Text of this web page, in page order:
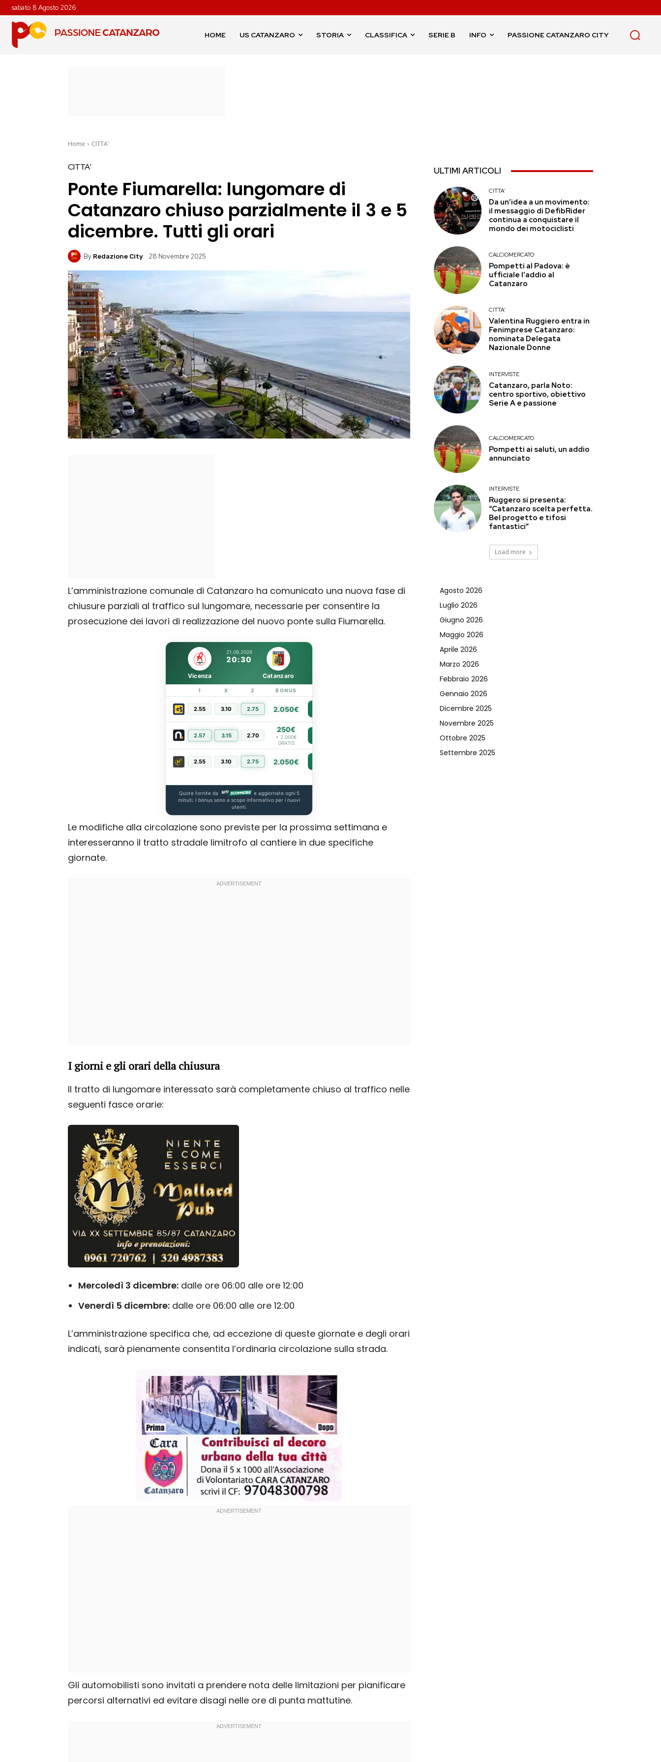
sabato 8 Agosto 2026
HOME US CATANZARO STORIA CLASSIFICA SERIE B INFO PASSIONE CATANZARO CITY
Home CITTA'
CITTA'
Ponte Fiumarella: lungomare di
Catanzaro chiuso parzialmente il 3 e 5
dicembre. Tutti gli orari
By Redazione City 28 Novembre 2025
L’amministrazione comunale di Catanzaro ha comunicato una nuova fase di
chiusure parziali al traffico sul lungomare, necessarie per consentire la
prosecuzione dei lavori di realizzazione del nuovo ponte sulla Fiumarella.
21.08.2026
20:30
Vicenza Catanzaro
1 X 2 BONUS
2.55 3.10 2.75 2.050€
2.57 3.15 2.70
250€
+ 2.000€
GRATIS
2.55 3.10 2.75 2.050€
Quote fornite da
e aggiornate ogni 5
minuti. I bonus sono a scopo informativo per i nuovi
utenti.
Le modifiche alla circolazione sono previste per la prossima settimana e
interesseranno il tratto stradale limitrofo al cantiere in due specifiche
giornate.
I giorni e gli orari della chiusura
Il tratto di lungomare interessato sarà completamente chiuso al traffico nelle
seguenti fasce orarie:
Mercoledì 3 dicembre: dalle ore 06:00 alle ore 12:00
Venerdì 5 dicembre: dalle ore 06:00 alle ore 12:00
L’amministrazione specifica che, ad eccezione di queste giornate e degli orari
indicati, sarà pienamente consentita l’ordinaria circolazione sulla strada.
Gli automobilisti sono invitati a prendere nota delle limitazioni per pianificare
percorsi alternativi ed evitare disagi nelle ore di punta mattutine.
ULTIMI ARTICOLI
CITTA'
Da un’idea a un movimento:
il messaggio di DefibRider
continua a conquistare il
mondo dei motociclisti
CALCIOMERCATO
Pompetti al Padova: è
ufficiale l’addio al
Catanzaro
CITTA'
Valentina Ruggiero entra in
Fenimprese Catanzaro:
nominata Delegata
Nazionale Donne
INTERVISTE
Catanzaro, parla Noto:
centro sportivo, obiettivo
Serie A e passione
CALCIOMERCATO
Pompetti ai saluti, un addio
annunciato
INTERVISTE
Ruggero si presenta:
“Catanzaro scelta perfetta.
Bel progetto e tifosi
fantastici”
Load more
Agosto 2026
Luglio 2026
Giugno 2026
Maggio 2026
Aprile 2026
Marzo 2026
Febbraio 2026
Gennaio 2026
Dicembre 2025
Novembre 2025
Ottobre 2025
Settembre 2025